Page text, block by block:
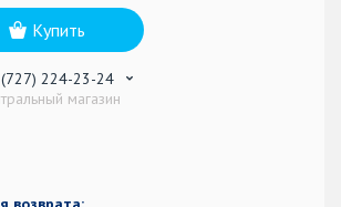
Купить
224-23-24
магазин